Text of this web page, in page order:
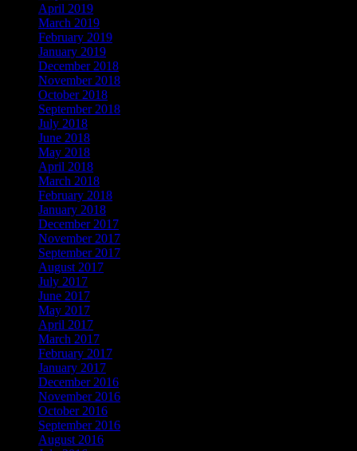
April 2019
March 2019
February 2019
January 2019
December 2018
November 2018
October 2018
September 2018
July 2018
June 2018
May 2018
April 2018
March 2018
February 2018
January 2018
December 2017
November 2017
September 2017
August 2017
July 2017
June 2017
May 2017
April 2017
March 2017
February 2017
January 2017
December 2016
November 2016
October 2016
September 2016
August 2016